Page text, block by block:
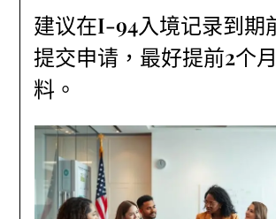
建议在I-94入境记录到期
提交申请，最好提前2个
料。